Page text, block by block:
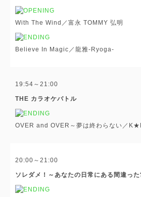
With The Wind／富永 TOMMY 弘明
Believe In Magic／龍雅-Ryoga-
19:54～21:00
THE カラオケバトル
OVER and OVER～夢は終わらない／
20:00～21:00
ソレダメ！～あなたの日常にある間違った